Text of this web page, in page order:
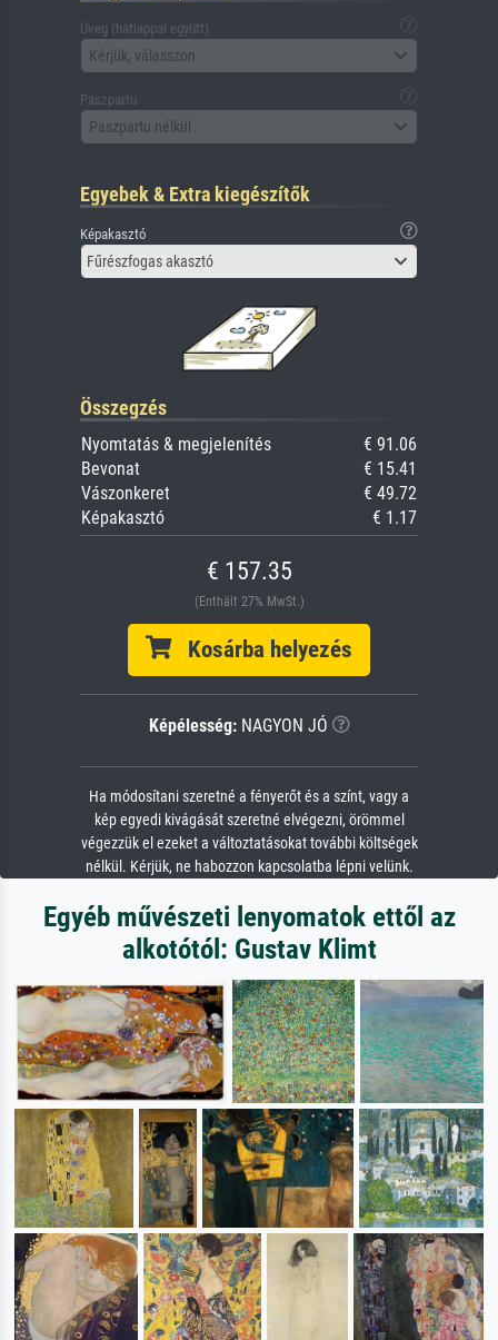
Üveg (hátlappal együtt)
Kérjük, válasszon
Paszpartu
Paszpartu nélkül
Egyebek & Extra kiegészítők
Képakasztó
Fűrészfogas akasztó
Összegzés
Nyomtatás & megjelenítés
€ 91.06
Bevonat
€ 15.41
Vászonkeret
€ 49.72
Képakasztó
€ 1.17
€ 157.35
(Enthält 27% MwSt.)
Kosárba helyezés
Képélesség:NAGYON JÓ
Ha módosítani szeretné a fényerőt és a színt, vagy a
kép egyedi kivágását szeretné elvégezni, örömmel
végezzük el ezeket a változtatásokat további költségek
nélkül. Kérjük, ne habozzon kapcsolatba lépni velünk.
Egyéb művészeti lenyomatok ettől az
alkotótól: Gustav Klimt